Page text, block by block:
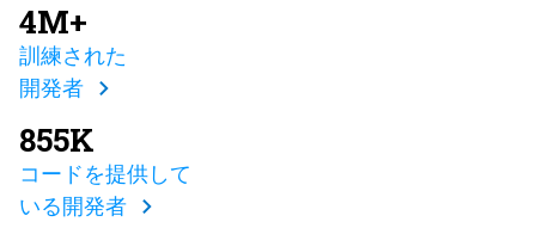
4M+
訓練された
開発者
855K
コードを提供して
いる開発者